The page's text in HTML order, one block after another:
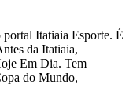
Itatiaia Esporte. É
da Itatiaia,
Em Dia. Tem
do Mundo,